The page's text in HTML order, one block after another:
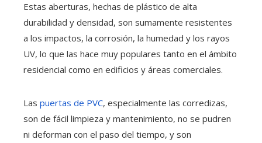
Estas aberturas, hechas de plástico de alta
durabilidad y densidad, son sumamente resistentes
a los impactos, la corrosión, la humedad y los rayos
UV, lo que las hace muy populares tanto en el ámbito
residencial como en edificios y áreas comerciales.
Las puertas de PVC, especialmente las corredizas,
son de fácil limpieza y mantenimiento, no se pudren
ni deforman con el paso del tiempo, y son